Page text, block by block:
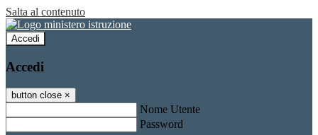
Salta al contenuto
Accedi
Accedi
button close ×
Nome Utente
Password